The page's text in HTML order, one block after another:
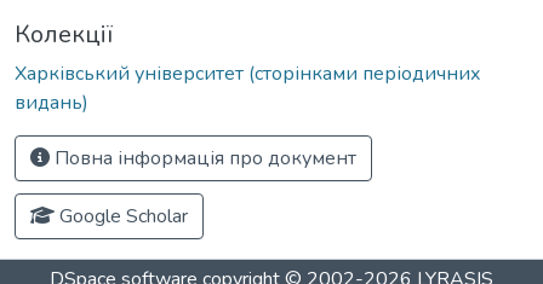
Колекції
Харківський університет (сторінками періодичних
видань)
Повна інформація про документ
Google Scholar